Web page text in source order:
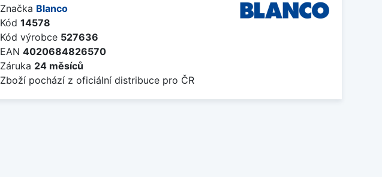
Značka Blanco
Kód 14578
Kód výrobce 527636
EAN 4020684826570
Záruka 24 měsíců
Zboží pochází z oficiální distribuce pro ČR